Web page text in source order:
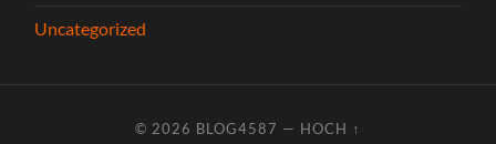
Uncategorized
© 2026 BLOG4587 — HOCH ↑